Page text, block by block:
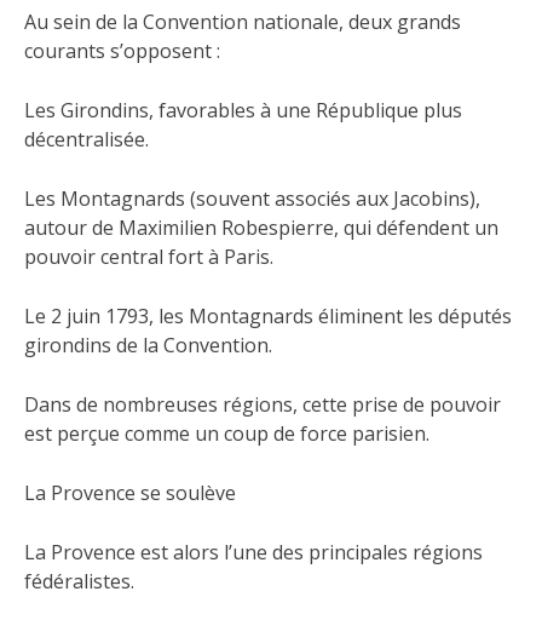
Au sein de la Convention nationale, deux grands
courants s’opposent :
Les Girondins, favorables à une République plus
décentralisée.
Les Montagnards (souvent associés aux Jacobins),
autour de Maximilien Robespierre, qui défendent un
pouvoir central fort à Paris.
Le 2 juin 1793, les Montagnards éliminent les députés
girondins de la Convention.
Dans de nombreuses régions, cette prise de pouvoir
est perçue comme un coup de force parisien.
La Provence se soulève
La Provence est alors l’une des principales régions
fédéralistes.